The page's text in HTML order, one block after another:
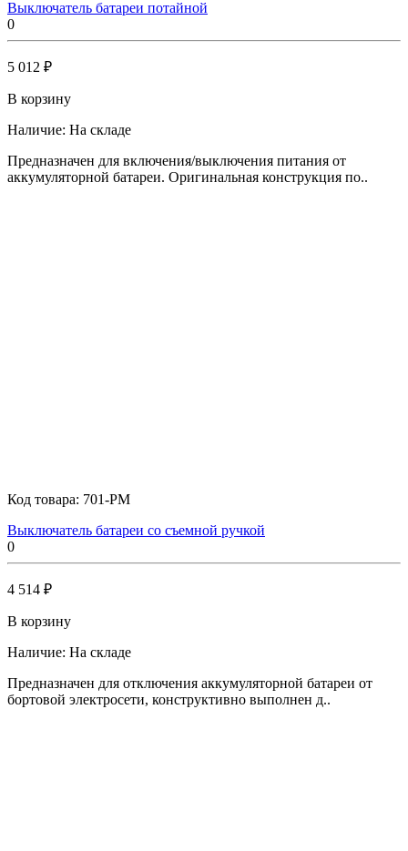
Выключатель батареи потайной
0
5 012 ₽
В корзину
Наличие: На складе
Предназначен для включения/выключения питания от
аккумуляторной батареи. Оригинальная конструкция по..
Код товара: 701-PM
Выключатель батареи со съемной ручкой
0
4 514 ₽
В корзину
Наличие: На складе
Предназначен для отключения аккумуляторной батареи от
бортовой электросети, конструктивно выполнен д..